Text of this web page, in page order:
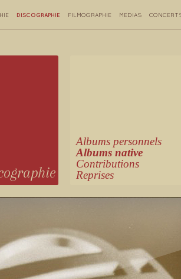
DISCOGRAPHIE FILMOGRAPHIE MEDIAS
Albums personnels
Albums native
Contributions
Reprises